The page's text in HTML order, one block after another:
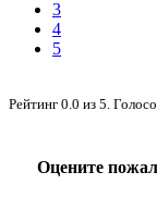
3
4
5
Рейтинг 0.0 из 5.
Оцените